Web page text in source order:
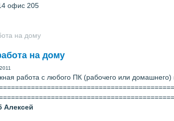
офис 205
на дому
на дому
работа с любого ПК (рабочего или
Алексей